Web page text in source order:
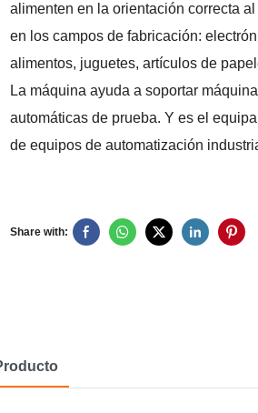
alimenten en la orientación correcta
en los campos de fabricación:
alimentos, juguetes, artículos de
La máquina ayuda a soportar
automáticas de prueba. Y es el
de equipos de automatización
Share with: